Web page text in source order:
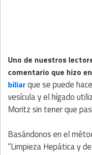
Uno de nuestros
comentario que hizo
biliarque se puede
vesícula y el hígado
Moritz sin tener que
Basándonos en el
“Limpieza Hepática y